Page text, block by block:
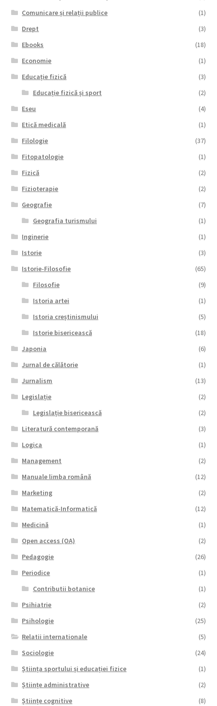
Comunicare și relații publice
(1)
Drept
(3)
Ebooks
(18)
Economie
(1)
Educație fizică
(3)
Educație fizică și sport
(2)
Eseu
(4)
Etică medicală
(1)
Filologie
(37)
Fitopatologie
(1)
Fizică
(2)
Fizioterapie
(2)
Geografie
(7)
Geografia turismului
(1)
Inginerie
(1)
Istorie
(3)
Istorie-Filosofie
(65)
Filosofie
(9)
Istoria artei
(1)
Istoria creștinismului
(5)
Istorie bisericească
(18)
Japonia
(6)
Jurnal de călătorie
(1)
Jurnalism
(13)
Legislație
(2)
Legislație bisericească
(2)
Literatură contemporană
(3)
Logica
(1)
Management
(2)
Manuale limba română
(12)
Marketing
(2)
Matematică-Informatică
(12)
Medicină
(1)
Open access (OA)
(2)
Pedagogie
(26)
Periodice
(1)
Contributii botanice
(1)
Psihiatrie
(2)
Psihologie
(25)
Relatii internationale
(5)
Sociologie
(24)
Știința sportului și educației fizice
(1)
Științe administrative
(2)
Științe cognitive
(8)